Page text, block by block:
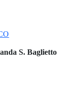
S. Baglietto